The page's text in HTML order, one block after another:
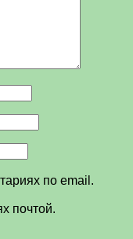
по email.
почтой.